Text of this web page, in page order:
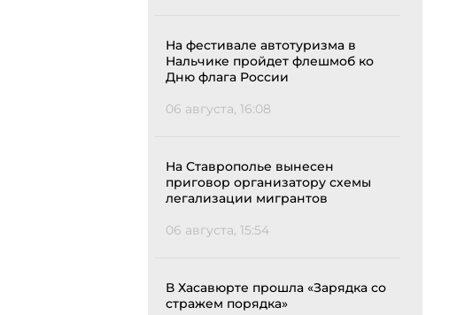
На фестивале автотуризма в
Нальчике пройдет флешмоб ко
Дню флага России
06 августа, 16:08
На Ставрополье вынесен
приговор организатору схемы
легализации мигрантов
06 августа, 15:54
В Хасавюрте прошла «Зарядка со
стражем порядка»